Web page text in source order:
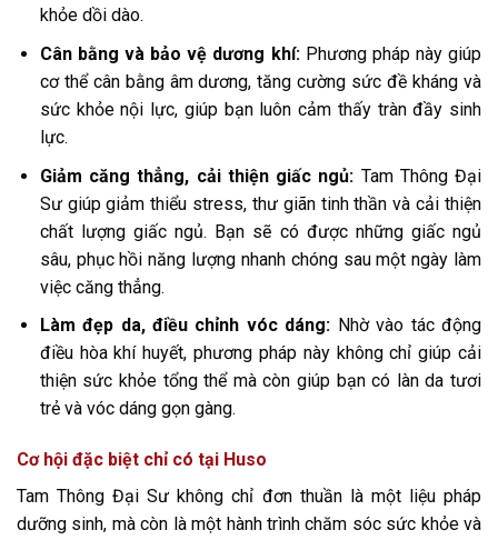
khỏe dồi dào.
Cân bằng và bảo vệ dương khí:Phương pháp này giúp
cơ thể cân bằng âm dương, tăng cường sức đề kháng và
sức khỏe nội lực, giúp bạn luôn cảm thấy tràn đầy sinh
lực.
Giảm căng thẳng, cải thiện giấc ngủ: Tam Thông Đại
Sư giúp giảm thiểu stress, thư giãn tinh thần và cải thiện
chất lượng giấc ngủ. Bạn sẽ có được những giấc ngủ
sâu, phục hồi năng lượng nhanh chóng sau một ngày làm
việc căng thẳng.
Làm đẹp da, điều chỉnh vóc dáng: Nhờ vào tác động
điều hòa khí huyết, phương pháp này không chỉ giúp cải
thiện sức khỏe tổng thể mà còn giúp bạn có làn da tươi
trẻ và vóc dáng gọn gàng.
Cơ hội đặc biệt chỉ có tại Huso
Tam Thông Đại Sư không chỉ đơn thuần là một liệu pháp
dưỡng sinh, mà còn là một hành trình chăm sóc sức khỏe và